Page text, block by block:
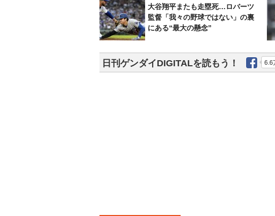
大谷翔平またも走塁死…ロバーツ
監督「我々の野球ではない」の裏
にある“最大の懸念”
日刊ゲンダイDIGITALを読もう！ 6.6